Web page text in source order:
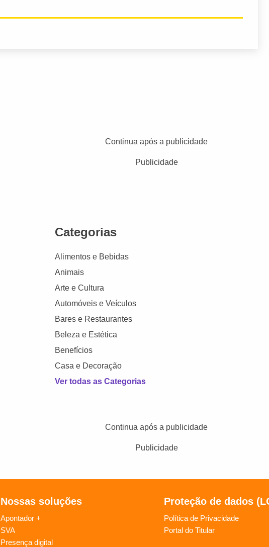
Continua após a publicidade
Publicidade
Categorias
Alimentos e Bebidas
Animais
Arte e Cultura
Automóveis e Veículos
Bares e Restaurantes
Beleza e Estética
Benefícios
Casa e Decoração
Ver todas as Categorias
Continua após a publicidade
Publicidade
Nossas soluções
Apontador +
SVA
Presença digital
Proteção de dados
Política de Privacidade
Portal do Titular